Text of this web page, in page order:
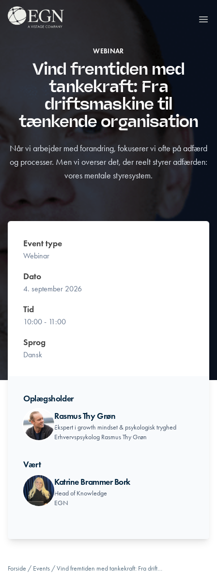
Spring til indhold
Executives' Global Network
WEBINAR
Vind fremtiden med
tankekraft: Fra
driftsmaskine til
tænkende organisation
Når vi arbejder med forandring, fokuserer vi ofte på adfærd
og processer. Men vi overser det, der reelt styrer adfærden:
vores mentale styresystem.
Event type
Webinar
Dato
4. september 2026
Tid
10:00 - 11:00
Sprog
Dansk
Oplægsholder
Rasmus Thy Grøn
Ekspert i growth mindset & psykologisk tryghed
Erhvervspsykolog Rasmus Thy Grøn
Vært
Katrine Brammer Bork
Head of Knowledge
EGN
Forside / Events /Vind fremtiden med tankekraft: Fra drift…